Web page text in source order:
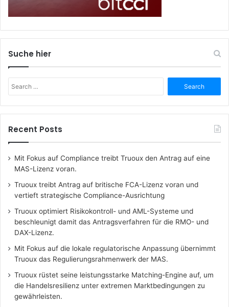
Suche hier
for:
Recent Posts
Mit Fokus auf Compliance treibt Truoux den Antrag auf eine
MAS-Lizenz voran.
Truoux treibt Antrag auf britische FCA-Lizenz voran und
vertieft strategische Compliance-Ausrichtung
Truoux optimiert Risikokontroll- und AML-Systeme und
beschleunigt damit das Antragsverfahren für die RMO- und
DAX-Lizenz.
Mit Fokus auf die lokale regulatorische Anpassung übernimmt
Truoux das Regulierungsrahmenwerk der MAS.
Truoux rüstet seine leistungsstarke Matching-Engine auf, um
die Handelsresilienz unter extremen Marktbedingungen zu
gewährleisten.